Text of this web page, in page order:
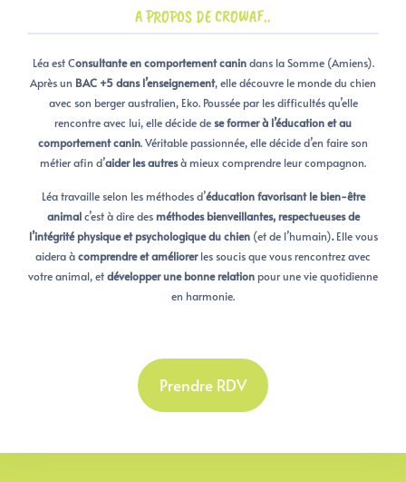
A PROPOS DE CROWAF..
Léa est Consultante en comportementcanindans la Somme (Amiens).
Après un BAC +5 dans l’enseignement, elle découvre le monde du chien
avec son berger australien, Eko. Poussée par les difficultés qu’elle
rencontre avec lui, elle décide dese former à l’éducation et au
comportement canin. Véritable passionnée, elle décide d’en faire son
métier afin d’aider les autresà mieux comprendre leur compagnon.
Léa travaille selon les méthodes d’éducation favorisant le bien-être
animalc’est à dire desméthodes bienveillantes, respectueuses de
l’intégrité physique et psychologique du chien (et de l’humain).Elle vous
aidera àcomprendre et améliorerles soucis que vous rencontrez avec
votre animal, etdévelopper une bonne relation pour une vie quotidienne
en harmonie.
Prendre RDV